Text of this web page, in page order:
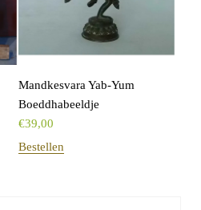
Mandkesvara Yab-Yum
Boeddhabeeldje
€39,00
Bestellen